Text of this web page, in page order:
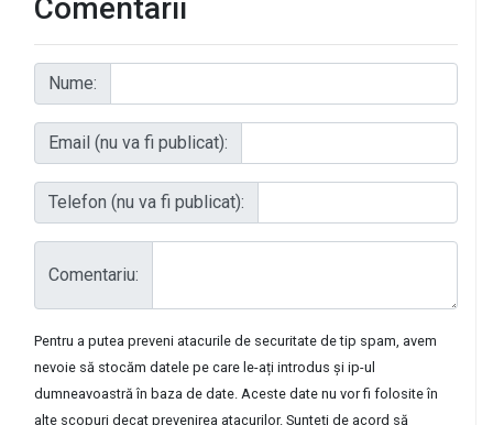
Comentarii
Nume:
Email (nu va fi publicat):
Telefon (nu va fi publicat):
Comentariu:
Pentru a putea preveni atacurile de securitate de tip spam, avem
nevoie să stocăm datele pe care le-ați introdus și ip-ul
dumneavoastră în baza de date. Aceste date nu vor fi folosite în
alte scopuri decat prevenirea atacurilor. Sunteți de acord să